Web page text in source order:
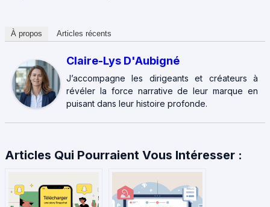
À propos Articles récents
Claire-Lys D'Aubigné
J’accompagne les dirigeants et créateurs à
révéler la force narrative de leur marque en
puisant dans leur histoire profonde.
Articles Qui Pourraient Vous Intéresser :